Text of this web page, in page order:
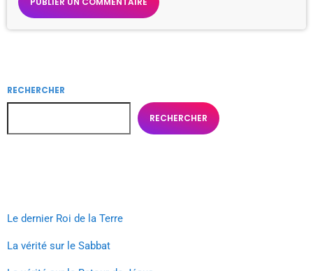
RECHERCHER
RECHERCHER
Le dernier Roi de la Terre
La vérité sur le Sabbat